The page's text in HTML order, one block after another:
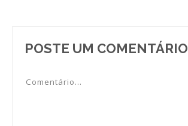
POSTE UM COMENTÁRIO